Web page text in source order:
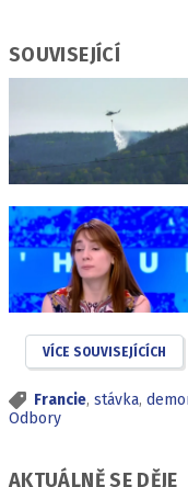
SOUVISEJÍCÍ
VÍCE SOUVISEJÍCÍCH
Francie, stávka,
Odbory
AKTUÁLNĚ SE DĚJE